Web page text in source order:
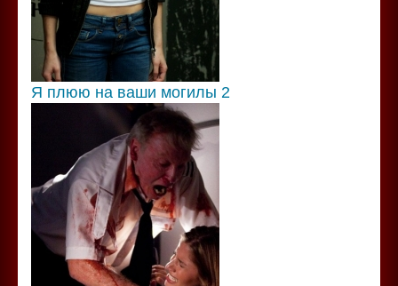
Я плюю на ваши могилы 2